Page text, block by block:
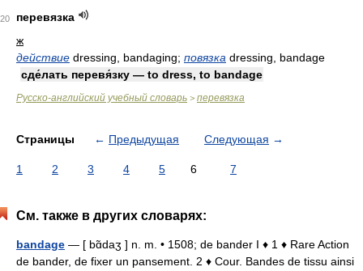
перевязка
ж
действие dressing, bandaging; повязка dressing, bandage
сде́лать перевя́зку — to dress, to bandage
Русско-английский учебный словарь > перевязка
Страницы ← Предыдущая Следующая →
1 2 3 4 5 6 7
См. также в других словарях:
bandage — [ bɑ̃daʒ ] n. m. • 1508; de bander I ♦ 1 ♦ Rare Action
de bander, de fixer un pansement. 2 ♦ Cour. Bandes de tissu ainsi